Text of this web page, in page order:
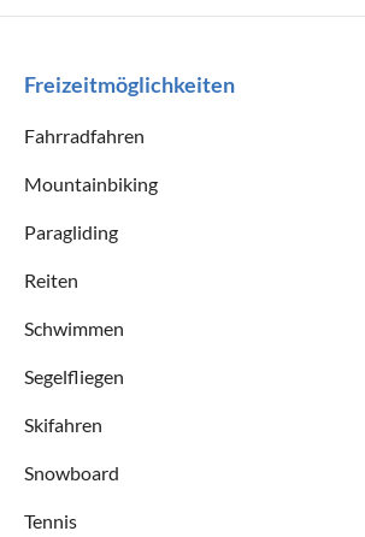
Freizeitmöglichkeiten
Fahrradfahren
Mountainbiking
Paragliding
Reiten
Schwimmen
Segelfliegen
Skifahren
Snowboard
Tennis